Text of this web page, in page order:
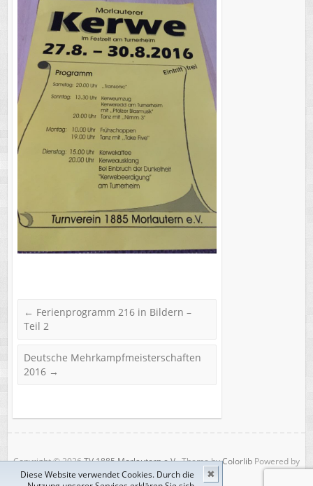
Diese Website verwendet Cookies. Durch die
✖
← Ferienprogramm 216 in Bildern –
Teil 2
Deutsche Mehrkampfmeisterschaften
2016 →
Copyright © 2026TV 1885 Morlautern e.V.. Theme byColorlib Powered by
WordPress